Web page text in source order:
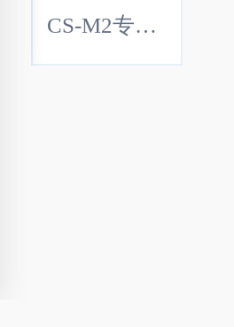
CS-M2专为中小型协作空间而设计。它具有一个集成的 3 个麦克风和一个扩展麦克风，以及一个能够从远处捕捉您的声音的高保真扬声器。该设备采用先进的 3A 音频算法，用于回声消除、噪声抑制和增益控制，确保您的声音清晰可听。它与 Android、Windows 和 Mac OS 操作系统兼容，提供无线或通过USB 电缆的连接选项。有了 CS-M2，沟通从未如此简单！